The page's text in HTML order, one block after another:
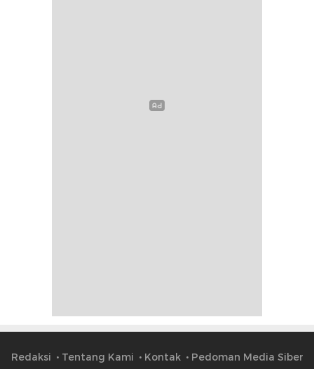
Redaksi Tentang Kami Kontak Pedoman Media Siber